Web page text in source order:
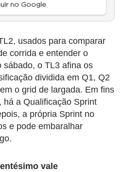
no Google
usados para comparar
corrida e entender o
sábado, o TL3 afina os
dividida em Q1, Q2
o grid de largada. Em fins
há a Qualificação Sprint
a própria Sprint no
e pode embaralhar
vale